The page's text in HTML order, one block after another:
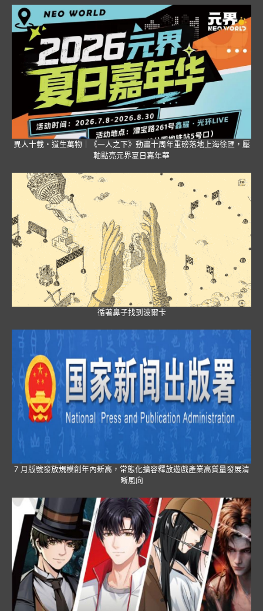
異人十載・道生萬物｜《一人之下》動畫十周年重磅落地上海徐匯，壓
軸點亮元界夏日嘉年華
循著鼻子找到波爾卡
7 月版號發放規模創年內新高，常態化擴容釋放遊戲產業高質量發展清
晰風向